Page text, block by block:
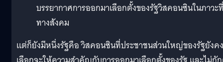
บรรยากาศการออกมาเลือกตั้งของรัฐวิสคอนซินในภาว
ทางสังคม
แต่ก็ยังมีหนึ่งรัฐคือ วิสคอนซินที่ประชาชนส่วนใหญ่ของรัฐยังคง